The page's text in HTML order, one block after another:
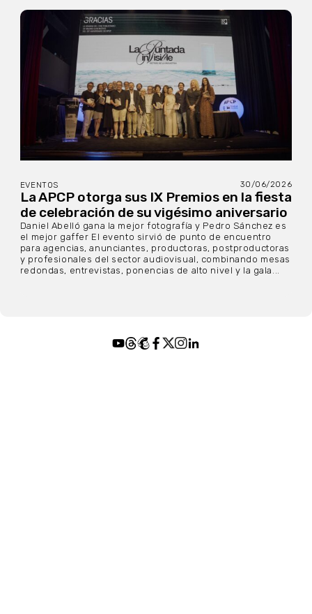
EVENTOS 30/06/2026
La APCP otorga sus IX Premios en la fiesta
de celebración de su vigésimo aniversario
Daniel Abelló gana la mejor fotografía y Pedro Sánchez es
el mejor gaffer El evento sirvió de punto de encuentro
para agencias, anunciantes, productoras, postproductoras
y profesionales del sector audiovisual, combinando mesas
redondas, entrevistas, ponencias de alto nivel y la gala...